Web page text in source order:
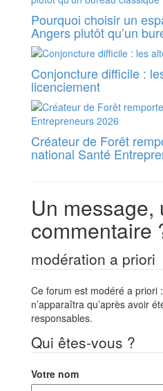
Pourquoi choisir un
Angers plutôt qu’un
Conjoncture difficile :
licenciement
Créateur de Forêt
national Santé
Un message,
commentaire
modération a priori
Ce forum est modéré a priori
n’apparaîtra qu’après avoir
responsables.
Qui êtes-vous ?
Votre nom